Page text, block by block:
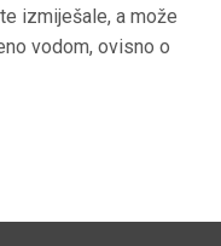
izmiješale, a može
vodom, ovisno o